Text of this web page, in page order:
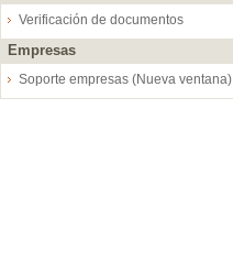
Verificación de documentos
Empresas
Soporte empresas (Nueva ventana)